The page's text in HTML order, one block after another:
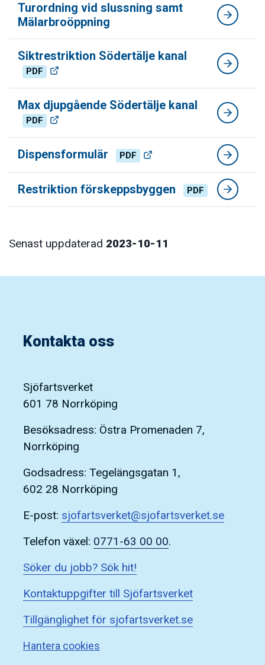
Turordning vid slussning samt
Mälarbroöppning
Siktrestriktion Södertälje kanal
PDF
Max djupgående Södertälje kanal
PDF
Dispensformulär PDF
Restriktion förskeppsbyggen PDF
Senast uppdaterad 2023-10-11
Kontakta oss
Sjöfartsverket
601 78 Norrköping
Besöksadress: Östra Promenaden 7,
Norrköping
Godsadress: Tegelängsgatan 1,
602 28 Norrköping
E-post: sjofartsverket@sjofartsverket.se
Telefon växel: 0771-63 00 00.
Söker du jobb? Sök hit!
Kontaktuppgifter till Sjöfartsverket
Tillgänglighet för sjofartsverket.se
Hantera cookies